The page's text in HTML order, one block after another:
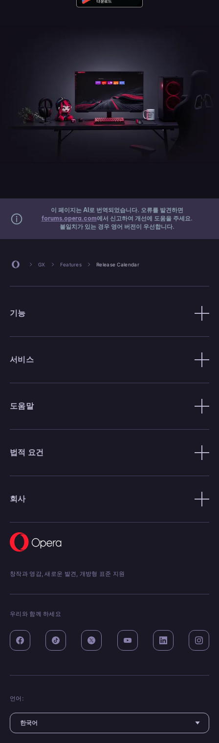
이 페이지는 AI로 번역되었습니다. 오류를 발견하면
forums.opera.com에서 신고하여 개선에 도움을 주세요.
불일치가 있는 경우 영어 버전이 우선합니다.
GX Features Release Calendar
기능
서비스
도움말
법적 요건
회사
창작과 영감, 새로운 발견, 개방형 표준 지원
우리와 함께 하세요
언어: